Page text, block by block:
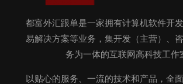
都富外汇跟单是一家拥有计算机软件开
易解决方案等业务，集开发（主营）、
务为一体的互联网高科技工作
以贴心的服务、一流的技术和产品，全